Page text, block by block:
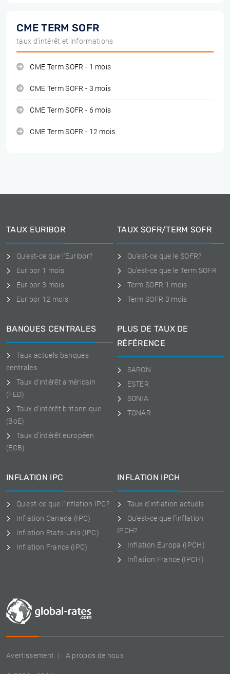
CME TERM SOFR
taux d'intérêt et informations
CME Term SOFR - 1 mois
CME Term SOFR - 3 mois
CME Term SOFR - 6 mois
CME Term SOFR - 12 mois
Avertissement A propos de nous
TAUX EURIBOR
Qu'est-ce que l'Euribor?
Euribor 1 mois
Euribor 3 mois
Euribor 12 mois
TAUX SOFR/TERM SOFR
Qu'est-ce que le SOFR?
Qu'est-ce que le Term SOFR
Term SOFR 1 mois
Term SOFR 3 mois
BANQUES CENTRALES
Taux actuels banques
centrales
Taux d'intérêt américain
(FED)
Taux d'intérêt britannique
(BoE)
Taux d'intérêt européen
(ECB)
PLUS DE TAUX DE
RÉFÉRENCE
SARON
ESTER
SONIA
TONAR
INFLATION IPC
Qu'est-ce que l'inflation IPC?
Inflation Canada (IPC)
Inflation Etats-Unis (IPC)
Inflation France (IPC)
INFLATION IPCH
Taux d'inflation actuels
Qu'est-ce que l'inflation
IPCH?
Inflation Europa (IPCH)
Inflation France (IPCH)